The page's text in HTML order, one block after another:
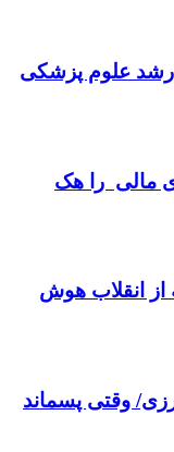
علوم پزشکی
مالی را هک
انقلاب هوش
وقتی پسماند